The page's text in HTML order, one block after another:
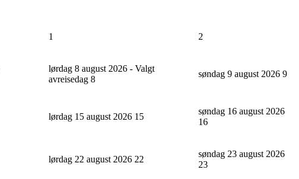
1 2
lørdag 8 august 2026 - Valgt
avreisedag 8
søndag 9 august 2026 9
lørdag 15 august 2026 15
søndag 16 august 2026
16
lørdag 22 august 2026 22
søndag 23 august 2026
23